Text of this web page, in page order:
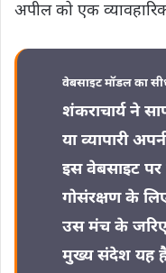
अपील को एक
वेबसाइट मॉडल का
शंकराचार्य ने
या व्यापारी
इस वेबसाइट पर
गोसंरक्षण के
उस मंच के
मुख्य संदेश यह